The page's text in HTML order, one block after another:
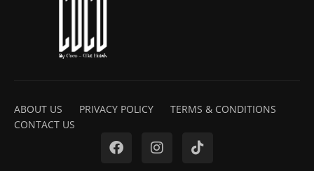
ABOUT US PRIVACY POLICY
TERMS & CONDITIONS
CONTACT US